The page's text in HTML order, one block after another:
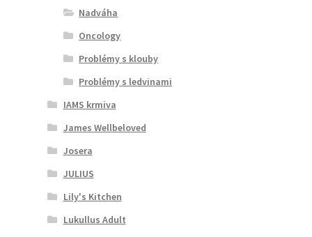
Nadváha
Oncology
Problémy s klouby
Problémy s ledvinami
IAMS krmiva
James Wellbeloved
Josera
JULIUS
Lily's Kitchen
Lukullus Adult